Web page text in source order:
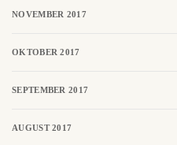
NOVEMBER 2017
OKTOBER 2017
SEPTEMBER 2017
AUGUST 2017